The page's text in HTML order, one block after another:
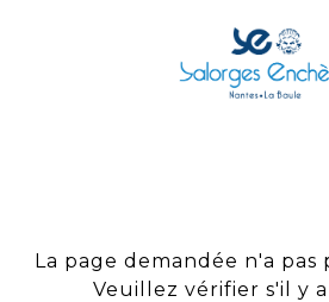
La page demandée n'a
Veuillez vérifier s'il y